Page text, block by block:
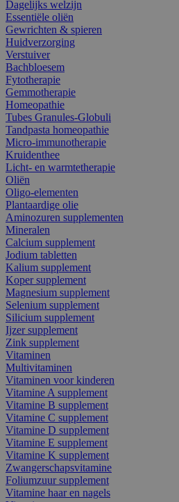
Dagelijks welzijn
Essentiële oliën
Gewrichten & spieren
Huidverzorging
Verstuiver
Bachbloesem
Fytotherapie
Gemmotherapie
Homeopathie
Tubes Granules-Globuli
Tandpasta homeopathie
Micro-immunotherapie
Kruidenthee
Licht- en warmtetherapie
Oliën
Oligo-elementen
Plantaardige olie
Aminozuren supplementen
Mineralen
Calcium supplement
Jodium tabletten
Kalium supplement
Koper supplement
Magnesium supplement
Selenium supplement
Silicium supplement
Ijzer supplement
Zink supplement
Vitaminen
Multivitaminen
Vitaminen voor kinderen
Vitamine A supplement
Vitamine B supplement
Vitamine C supplement
Vitamine D supplement
Vitamine E supplement
Vitamine K supplement
Zwangerschapsvitamine
Foliumzuur supplement
Vitamine haar en nagels